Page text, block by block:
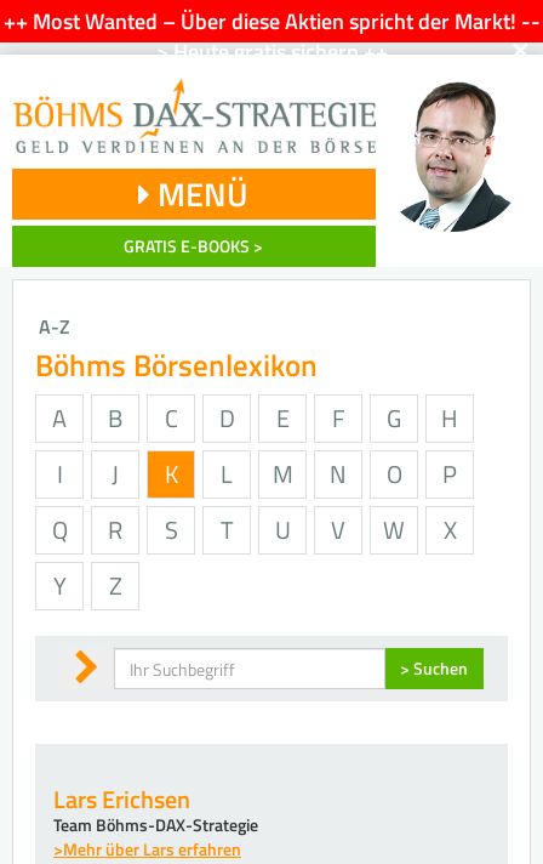
++ Most Wanted – Über diese Aktien spricht der Markt! --
> Heute gratis sichern ++
×
MENÜ
GRATIS E-BOOKS >
A-Z
Böhms Börsenlexikon
A B C D E F G
H
I
J K L M N O
P
Q
R S T U V W
X
Y
Z
Suchen > Suchen
Lars Erichsen
Team Böhms-DAX-Strategie
>Mehr über Lars erfahren